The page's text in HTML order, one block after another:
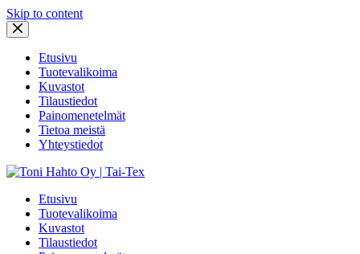
Skip to content
Etusivu
Tuotevalikoima
Kuvastot
Tilaustiedot
Painomenetelmät
Tietoa meistä
Yhteystiedot
Etusivu
Tuotevalikoima
Kuvastot
Tilaustiedot